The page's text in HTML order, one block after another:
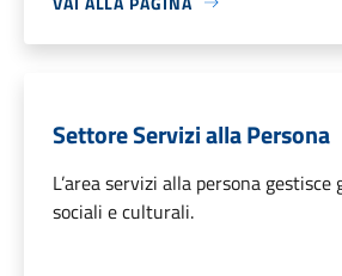
Settore Servizi alla Persona
L’area servizi alla persona
sociali e culturali.